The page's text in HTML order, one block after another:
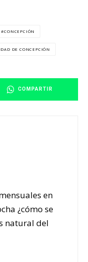
CONCEPCIÓN
DE CONCEPCIÓN
COMPARTIR
en
¿cómo se
natural del